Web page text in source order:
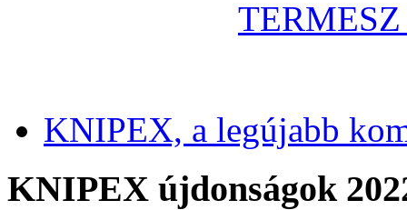
KNIPEX, a legújabb
KNIPEX újdonságok